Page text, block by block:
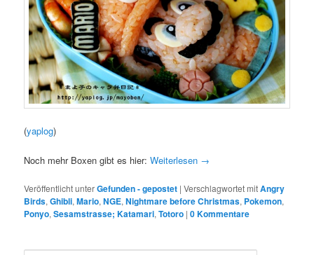
(yaplog)
Noch mehr Boxen gibt es hier:Weiterlesen →
Veröffentlicht unterGefunden - gepostet |Verschlagwortet mitAngry
Birds,Ghibli,Mario,NGE,Nightmare before Christmas, Pokemon,
Ponyo,Sesamstrasse; Katamari,Totoro |0 Kommentare